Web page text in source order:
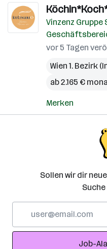
Vinzenz Gruppe
vor 5 Tagen
Wien 1. Bezirk
ab 2.165 €
Merken
Sollen wir dir
Adresse
Job-